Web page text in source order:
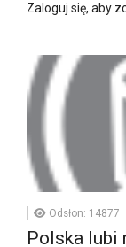
Zaloguj się, aby
Odsłon: 14877
Polska lubi